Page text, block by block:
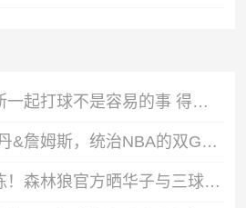
麦迪：和詹姆斯一起打球不是容易的事 得去问问他曾经当过的队友
里奇·保罗：乔丹&詹姆斯，统治NBA的双GOAT
三大核心一起练！森林狼官方晒华子与三球、麦丹训练视频